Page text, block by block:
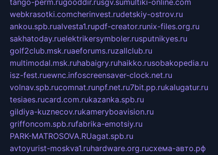
tango-perm.rugooddir.rusgv.sumultiki-online.com
webkrasotki.comcherinvest.rudetskiy-ostrov.ru
ankou.spb.rualvesta1.rupdf-creator.runix-files.org.ru
sakhatoday.ruelektrikersymboler.rusputnikyes.ru
golf2club.msk.ruaeforums.ruzallclub.ru
multimodal.msk.ruhabaigry.ruhaikko.rusobakopedia.ru
isz-fest.ruewnc.infoscreensaver-clock.net.ru
volnav.spb.rucomnat.runpf.net.ru7bit.pp.rukalugatur.ru
tesiaes.rucard.com.rukazanka.spb.ru
gildiya-kuznecov.rukameryboavision.ru
griffoncom.spb.rufabrika-emotsiy.ru
PARK-MATROSOVA.RUagat.spb.ru
avtoyurist-moskva1.ruhardware.org.ruсхема-авто.рф